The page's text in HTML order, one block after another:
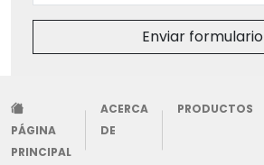
Enviar formulario
PÁGINA
PRINCIPAL
ACERCA
DE
PRODUCTOS